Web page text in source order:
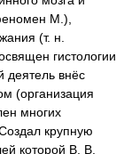
М.),
(т. н.
гистологии
деятель внёс
(организация
многих
крупную
которой В. В.